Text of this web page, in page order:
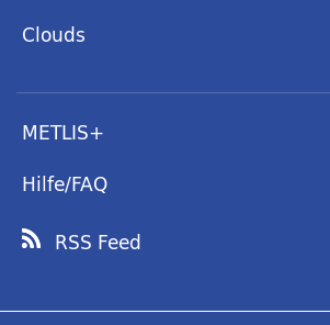
Clouds
METLIS+
Hilfe/FAQ
RSS Feed